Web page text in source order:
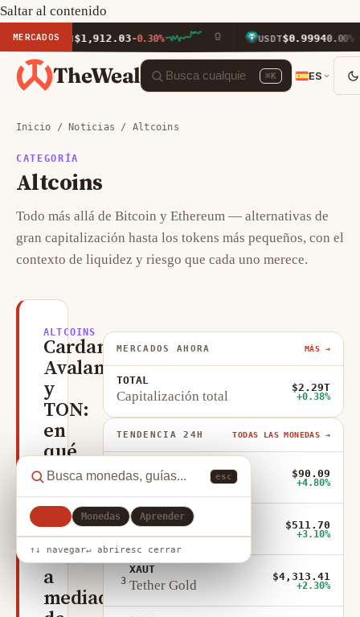
Saltar al contenido
MERCADOS
ETH$1,912.03 -0.30% USDT$0.99940.00%
TheWeal ⌘K ES
esc
Monedas Aprender
↑↓ navegar↵ abriresc cerrar
Inicio / Noticias / Altcoins
CATEGORÍA
Altcoins
Todo más allá de Bitcoin y Ethereum — alternativas de
gran capitalización hasta los tokens más pequeños, con el
contexto de liquidez y riesgo que cada uno merece.
ALTCOINS
Cardano,
Avalanche
y
TON:
en
qué
punto
están
tres
grandes
altcoins
a
mediados
MERCADOS AHORA MÁS →
TOTAL
Capitalización total
$2.29T
+0.38%
TENDENCIA 24H TODAS LAS MONEDAS →
1 OKB
$90.09
+4.80%
2
ZEC
Zcash
$511.70
+3.10%
3
XAUT
Tether Gold
$4,313.41
+2.30%